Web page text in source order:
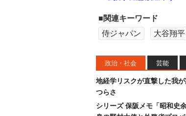
■関連キーワード
侍ジャパン
大谷翔平
政治・社会 芸能
地経学リスクが直撃した我
つらさ
シリーズ 保阪メモ「昭和史